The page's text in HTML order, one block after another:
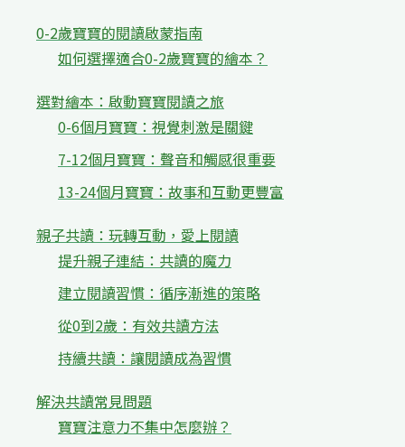
0-2歲寶寶的閱讀啟蒙指南
如何選擇適合0-2歲寶寶的繪本？
選對繪本：啟動寶寶閱讀之旅
0-6個月寶寶：視覺刺激是關鍵
7-12個月寶寶：聲音和觸感很重要
13-24個月寶寶：故事和互動更豐富
親子共讀：玩轉互動，愛上閱讀
提升親子連結：共讀的魔力
建立閱讀習慣：循序漸進的策略
從0到2歲：有效共讀方法
持續共讀：讓閱讀成為習慣
解決共讀常見問題
寶寶注意力不集中怎麼辦？